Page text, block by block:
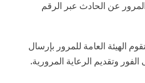
المرور عن الحادث عبر الرقم
الهيئة العامة للمرور بإرسال
وتقديم الرعاية المرورية.